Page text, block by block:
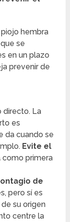
hembra
se
en un plazo
prevenir de
directo. La
es
da cuando se
Evite el
como primera
de
pero sí es
su origen
centre la